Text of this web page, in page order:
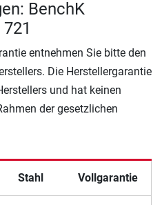
BenchK
entnehmen Sie bitte den
Die Herstellergarantie
und hat keinen
der gesetzlichen
Stahl Vollgarantie